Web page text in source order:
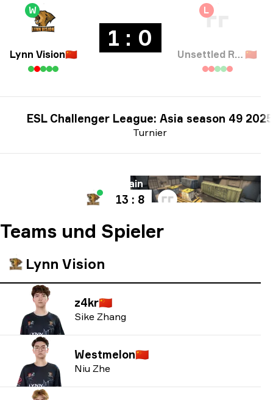
W
Lynn Vision🇨🇳
1 : 0
L
Unsettled Resentment 🇨🇳
Turnier
ESL Challenger League: Asia season 49 2025
Train
13 : 8
Teams und Spieler
Lynn Vision
z4kr🇨🇳
Sike Zhang
Westmelon🇨🇳
Niu Zhe